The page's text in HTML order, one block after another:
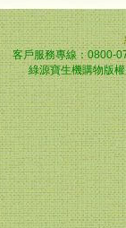
客戶服務專線：0800-
綠源寶生機購物版